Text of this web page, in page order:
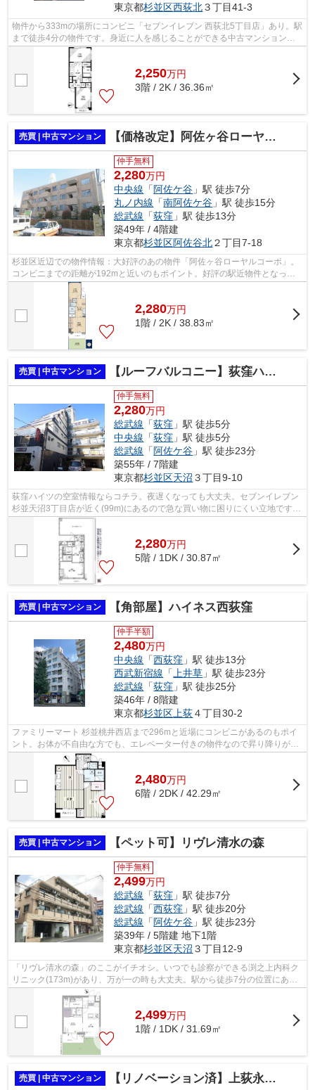
東京都杉並区西荻北３丁目41-3
物件から333mの場所にコンビニ「セブンイレブン 西荻北5丁目店」あり。駅
まで徒歩4分の物件です。身近に人を感じることができる中古マンションで
す。株式会社オブライエンがオススメの...
2,250万円
3階 / 2K / 36.36㎡
売買 | 中古マンション 【価格改定】阿佐ヶ谷ローヤルコーポ
仲手無料
2,280万円
中央線 「阿佐ケ谷 」駅 徒歩7分
丸ノ内線 「南阿佐ケ谷 」駅 徒歩15分
総武線 「荻窪 」駅 徒歩13分
築49年 / 4階建
東京都杉並区阿佐谷北２丁目7-18
杉並区近辺での物件情報：大好評のあの物件「阿佐ヶ谷ローヤルコーポ」。
コンビニまでの距離が192mと近いのもポイント。好評の駅近物件となって
おり、駅より徒歩7分に立地しています。...
2,280万円
1階 / 2K / 38.83㎡
売買 | 中古マンション 【ルーフバルコニー】荻窪ハイツ 5階部分
仲手無料
2,280万円
総武線 「荻窪 」駅 徒歩5分
中央線 「荻窪 」駅 徒歩5分
総武線 「 阿佐ケ谷 」駅 徒歩23分
築55年 / 7階建
東京都杉並区天沼 ３丁目9-10
荻窪ハイツの空室情報ならコチラ。夜遅くなっても大丈夫。セブンイレブン
杉並天沼3丁目店が近く(99m)にあるので急な買い物に困りにくい立地です。
高ニーズな駅近の物件となっており、...
2,280万円
5階 / 1DK / 30.87㎡
売買 | 中古マンション 【角部屋】ハイネス西荻窪
仲手半額
2,480万円
中央線 「西荻窪 」駅 徒歩13分
西武新宿線 「 上井草 」駅 徒歩23分
総武線 「荻窪 」駅 徒歩25分
築46年 / 8階建
東京都杉並区 上荻４丁目30-2
ファミリーマート 杉並桃井西店まで296mと近場にコンビニがあるのもポイ
ント。お体が不自由な方でも、エレベーター付きの物件なので昇り降りが安
心です。駅から少し離れた、駅徒歩13分...
2,480万円
6階 / 2DK / 42.29㎡
売買 | 中古マンション 【ペット可】リヴレ清水の森
仲手無料
2,499万円
総武線 「荻窪 」駅 徒歩7分
総武線 「西荻窪 」駅 徒歩20分
総武線 「 阿佐ケ谷 」駅 徒歩23分
築39年 / 5階建 地下1階
東京都杉並区天沼 ３丁目12-9
「リヴレ清水の森」のここがイチオシ。いつでも診察ができる渕之上内科ク
リニック(173m)があり、万が一の時も大丈夫。駅から徒歩7分の位置にある
物件なので、電車の利用も快適です。オ...
2,499万円
1階 / 1DK / 31.69㎡
売買 | 中古マンション 【リノベーション済】上荻永谷マンション